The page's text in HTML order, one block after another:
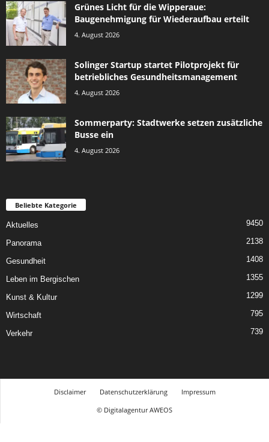
Grünes Licht für die Wipperaue:
Baugenehmigung für Wiederaufbau erteilt
4. August 2026
Solinger Startup startet Pilotprojekt für
betriebliches Gesundheitsmanagement
4. August 2026
Sommerparty: Stadtwerke setzen zusätzliche
Busse ein
4. August 2026
Beliebte Kategorie
Aktuelles 9450
Panorama 2138
Gesundheit 1408
Leben im Bergischen 1355
Kunst & Kultur 1299
Wirtschaft 795
Verkehr 739
Disclaimer Datenschutzerklärung
Impressum
© Digitalagentur AWEOS